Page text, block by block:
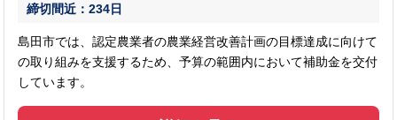
締切間近：234日
島田市では、認定農業者の農業経営改善計画の目標達成に向けて
の取り組みを支援するため、予算の範囲内において補助金を交付
しています。